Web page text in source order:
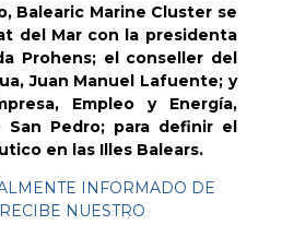
Balearic Marine Cluster se
del Mar con la presidenta
Prohens; el conseller del
Juan Manuel Lafuente; y
Empleo y Energía,
San Pedro; para definir el
en las Illes Balears.
INFORMADO DE
NUESTRO